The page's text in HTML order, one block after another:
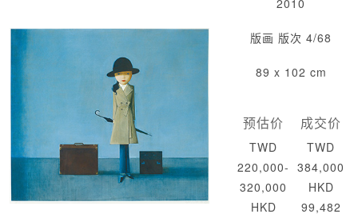
2010
版画 版次 4/68
89 x 102 cm
预估价
TWD
220,000-
320,000
HKD
成交价
TWD
384,000
HKD
99,482